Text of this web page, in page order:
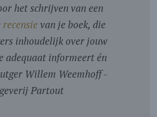
het schrijven van een
recensievan je boek, die
inhoudelijk over jouw
adequaat informeert én
Willem Weemhoff -
Partout